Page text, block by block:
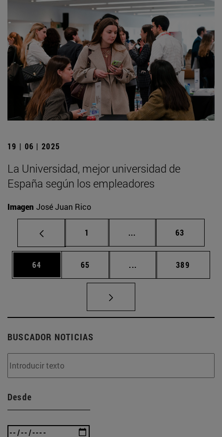
19 | 06 | 2025
La Universidad, mejor universidad de
España según los empleadores
Imagen José Juan Rico
Página
1 ... Páginas intermedias
Página
63
Página
64 Página
65 ... Páginas intermedias
Página
389
BUSCADOR NOTICIAS
Desde